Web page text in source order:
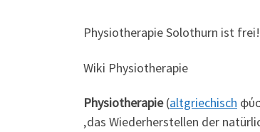
Physiotherapie Solothurn ist frei!
Wiki Physiotherapie
Physiotherapie(altgriechisch
‚das Wiederherstellen der